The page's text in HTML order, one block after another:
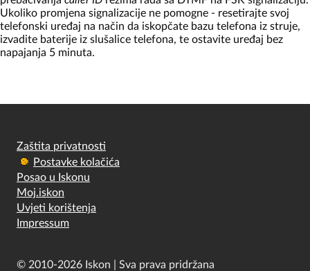
Ukoliko promjena signalizacije ne pomogne - resetirajte svoj
telefonski uređaj na način da iskopčate bazu telefona iz struje,
izvadite baterije iz slušalice telefona, te ostavite uređaj bez
napajanja 5 minuta.
Zaštita privatnosti
Postavke kolačića
Posao u Iskonu
Moj.iskon
Uvjeti korištenja
Impressum
© 2010-2026 Iskon | Sva prava pridržana